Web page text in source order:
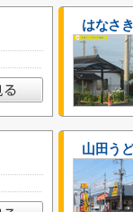
はなさ
山田う